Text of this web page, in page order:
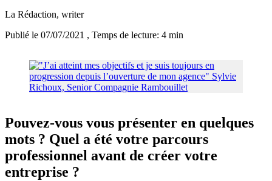
La Rédaction, writer
Publié le 07/07/2021 , Temps de lecture: 4 min
Pouvez-vous vous présenter en quelques
mots ? Quel a été votre parcours
professionnel avant de créer votre
entreprise ?